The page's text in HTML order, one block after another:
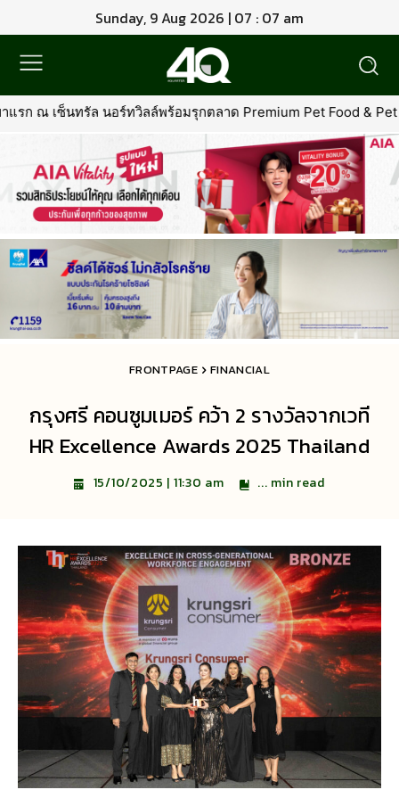
Sunday, 9 Aug 2026 | 07 : 07 am
ล์พร้อมรุกตลาด Premium Pet Food & Pet Grooming ทั่วประเทศ
FRONTPAGE FINANCIAL
กรุงศรี คอนซูมเมอร์ คว้า 2 รางวัลจากเวที
HR Excellence Awards 2025 Thailand
15/10/2025 | 11:30 am ... min read